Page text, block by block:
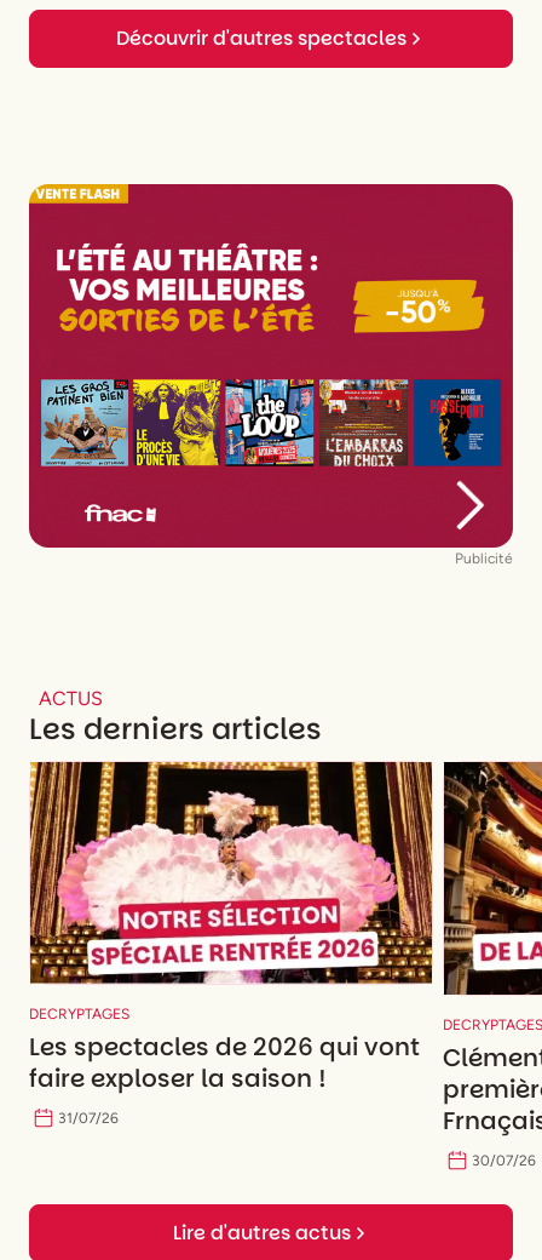
Découvrir d'autres spectacles
Publicité
ACTUS
Les derniers articles
DECRYPTAGES
Les spectacles de 2026 qui vont
faire exploser la saison !
31/07/26
30/07/26
Lire d'autres actus